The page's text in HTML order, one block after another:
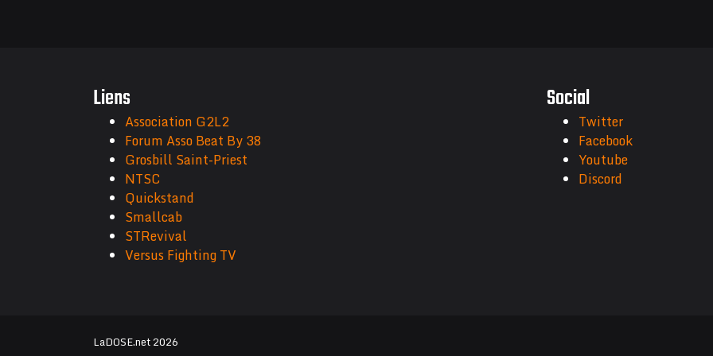
Liens
Association G2L2
Forum Asso Beat By 38
Grosbill Saint-Priest
NTSC
Quickstand
Smallcab
STRevival
Versus Fighting TV
Social
Twitter
Facebook
Youtube
Discord
LaDOSE.net 2026